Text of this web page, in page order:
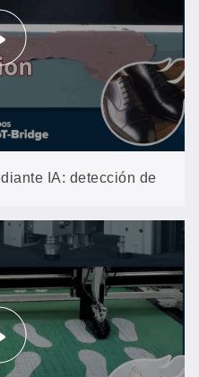
IA: detección de
40 segundos por piel